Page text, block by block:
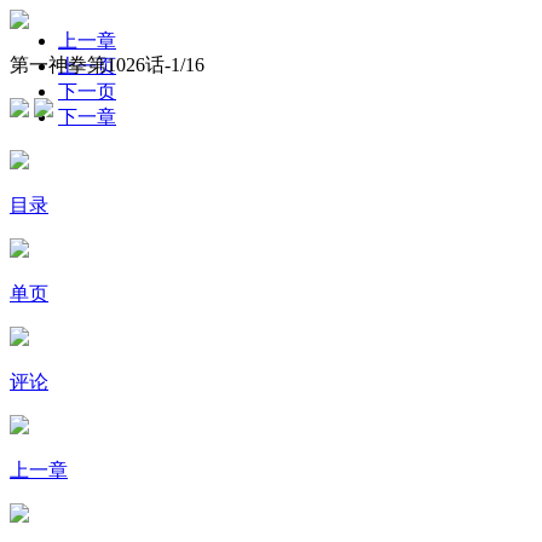
第一神拳第1026话-1/16
上一章
上一页
下一页
下一章
目录
单页
评论
上一章